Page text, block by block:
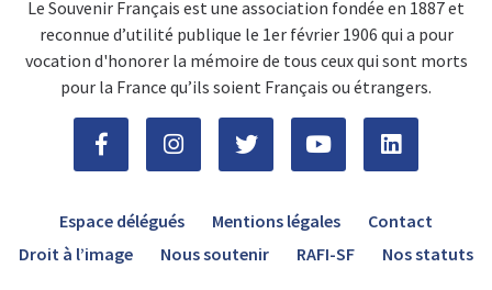
Le Souvenir Français est une association fondée en 1887 et
reconnue d’utilité publique le 1er février 1906 qui a pour
vocation d'honorer la mémoire de tous ceux qui sont morts
pour la France qu’ils soient Français ou étrangers.
Espace délégués Mentions légales
Contact
Droit à l’image
Nous soutenir RAFI-SF Nos statuts